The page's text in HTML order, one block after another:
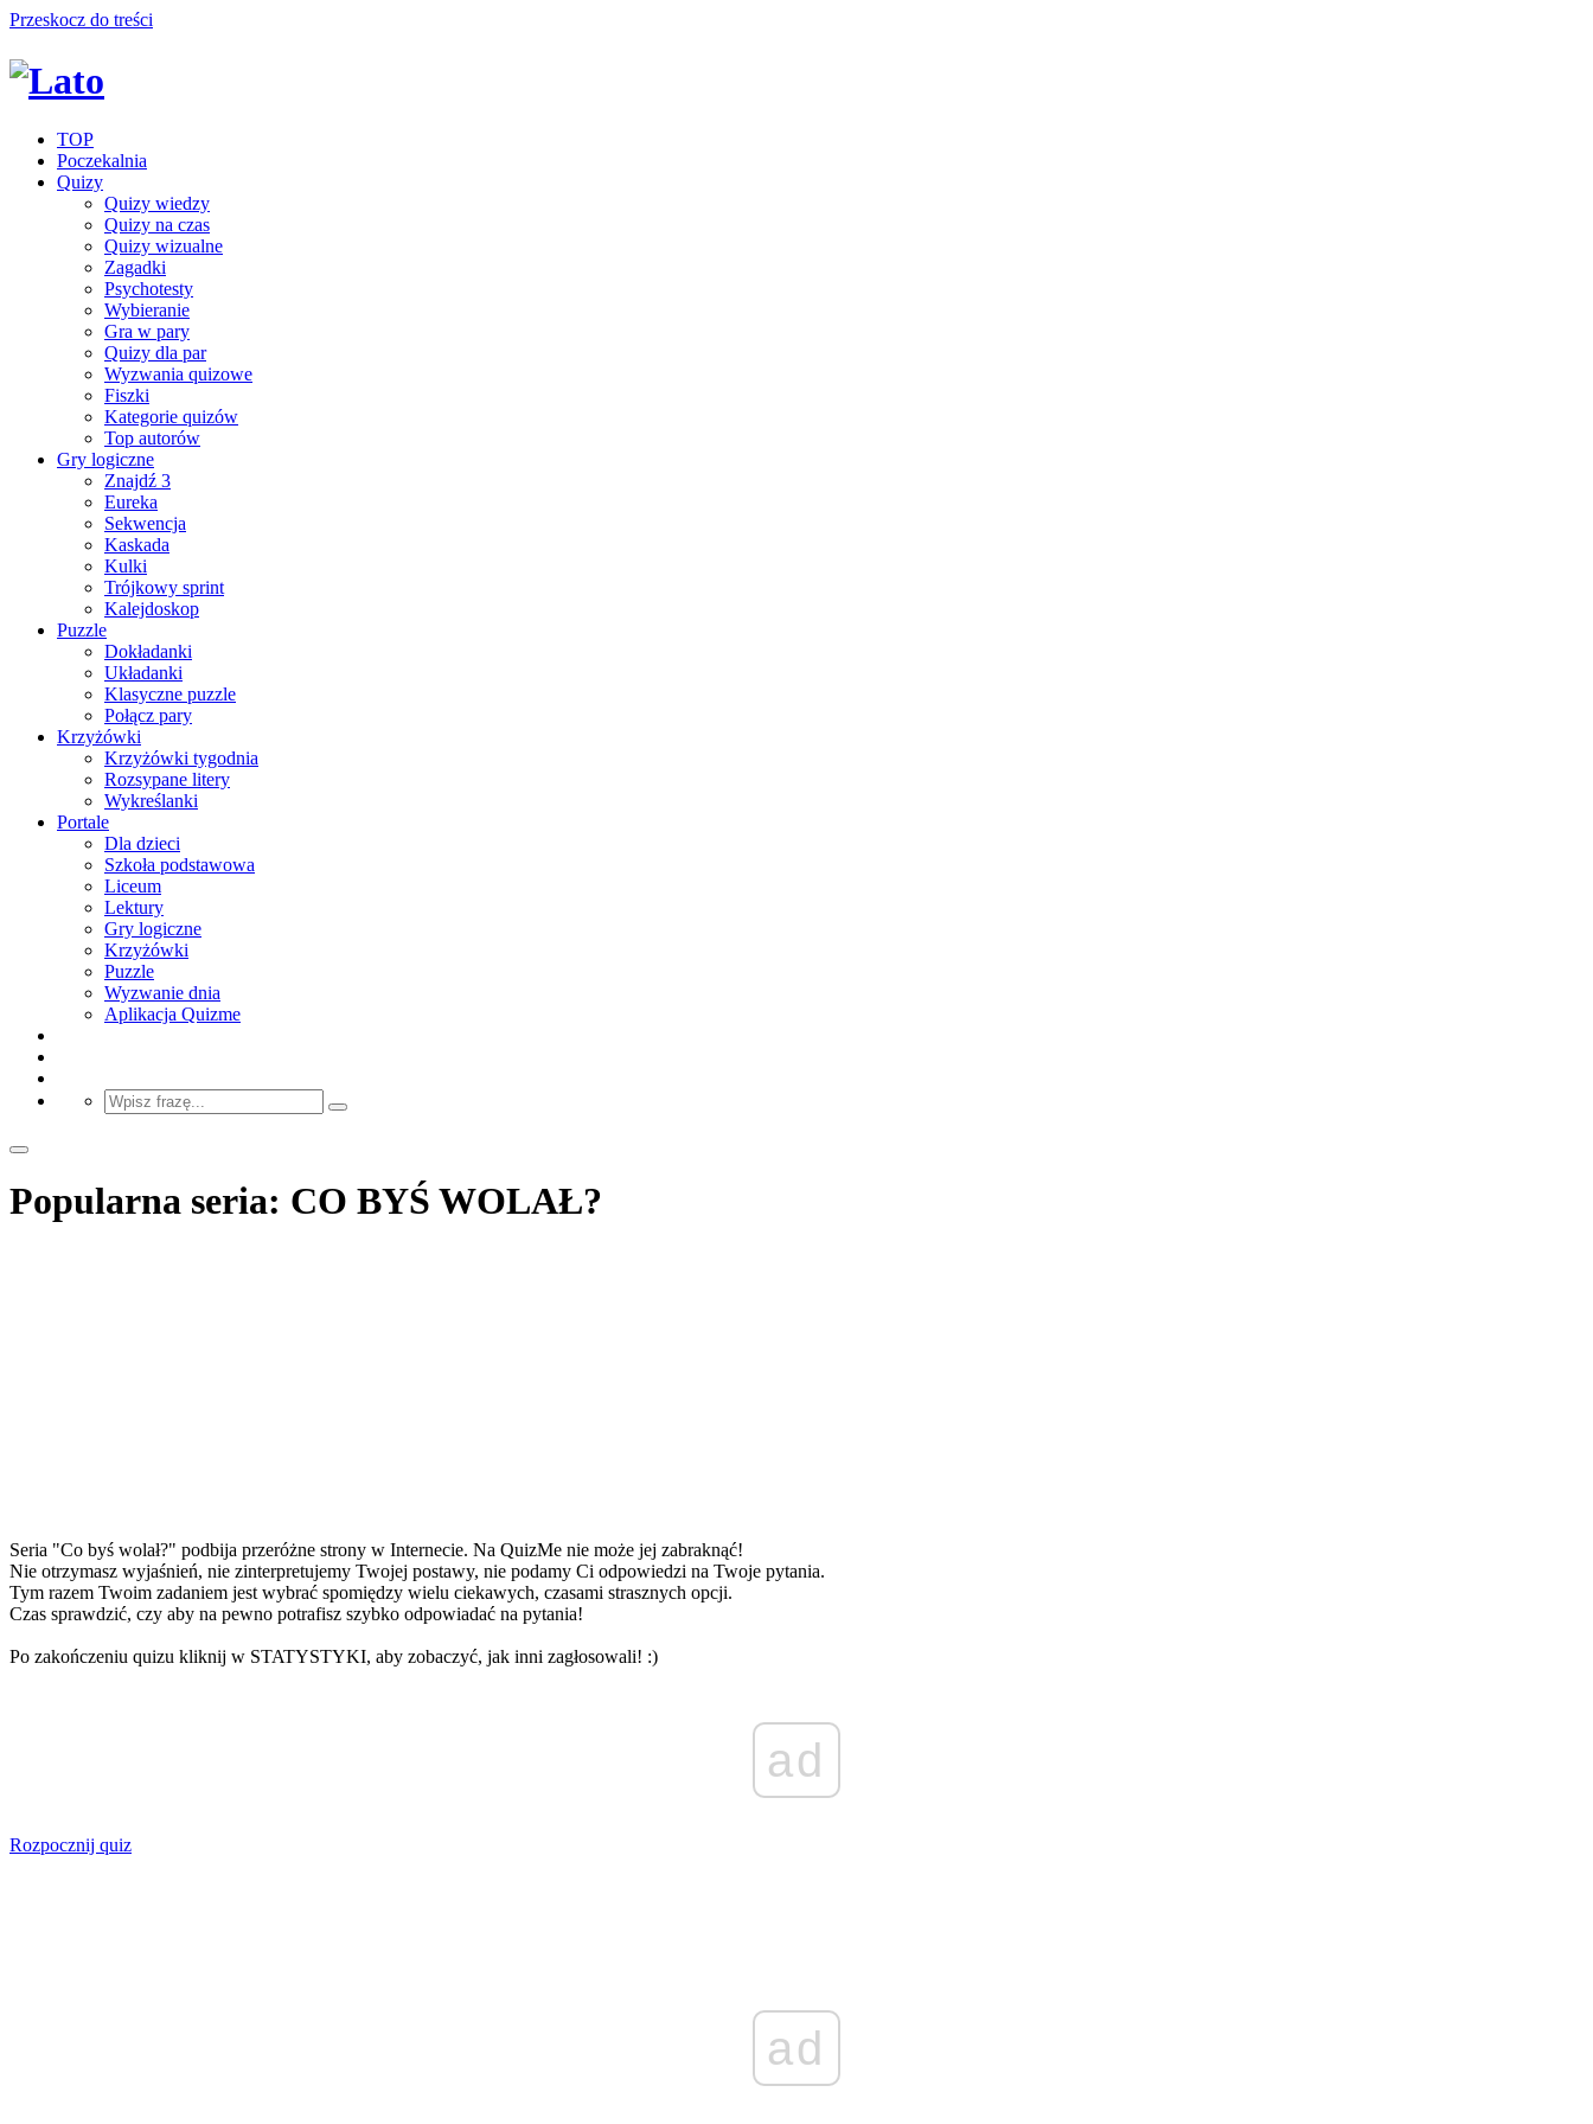
Przeskocz do treści
TOP
Poczekalnia
Quizy
Quizy wiedzy
Quizy na czas
Quizy wizualne
Zagadki
Psychotesty
Wybieranie
Gra w pary
Quizy dla par
Wyzwania quizowe
Fiszki
Kategorie quizów
Top autorów
Gry logiczne
Znajdź 3
Eureka
Sekwencja
Kaskada
Kulki
Trójkowy sprint
Kalejdoskop
Puzzle
Dokładanki
Układanki
Klasyczne puzzle
Połącz pary
Krzyżówki
Krzyżówki tygodnia
Rozsypane litery
Wykreślanki
Portale
Dla dzieci
Szkoła podstawowa
Liceum
Lektury
Gry logiczne
Krzyżówki
Puzzle
Wyzwanie dnia
Aplikacja Quizme
Popularna seria: CO BYŚ WOLAŁ?
Seria "Co byś wolał?" podbija przeróżne strony w Internecie. Na QuizMe nie może jej zabraknąć!
Nie otrzymasz wyjaśnień, nie zinterpretujemy Twojej postawy, nie podamy Ci odpowiedzi na Twoje pytania.
Tym razem Twoim zadaniem jest wybrać spomiędzy wielu ciekawych, czasami strasznych opcji.
Czas sprawdzić, czy aby na pewno potrafisz szybko odpowiadać na pytania!
Po zakończeniu quizu kliknij w STATYSTYKI, aby zobaczyć, jak inni zagłosowali! :)
ad
Rozpocznij quiz
ad